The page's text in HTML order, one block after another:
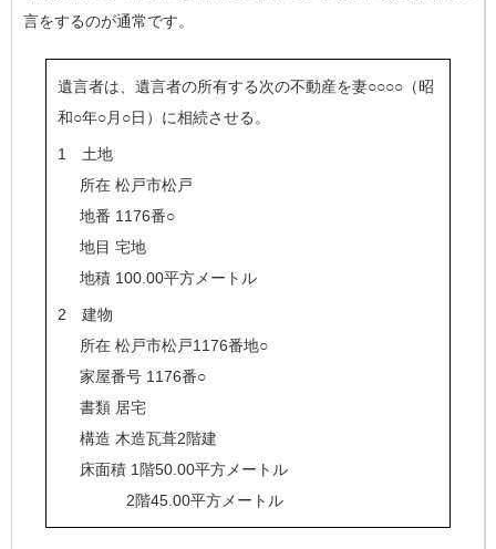
言をするのが通常です。
遺言者は、遺言者の所有する次の不動産を妻○○○○（昭
和○年○月○日）に相続させる。
1 土地
所在 松戸市松戸
地番 1176番○
地目 宅地
地積 100.00平方メートル
2 建物
所在 松戸市松戸1176番地○
家屋番号 1176番○
書類 居宅
構造 木造瓦葺2階建
床面積 1階50.00平方メートル
2階45.00平方メートル